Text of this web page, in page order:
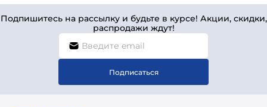
Подпишитесь на рассылку и будьте в курсе! Акции, скидки,
распродажи ждут!
Подписаться